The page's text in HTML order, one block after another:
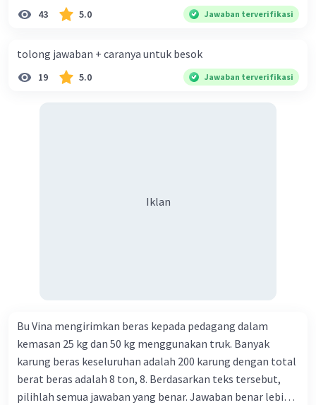
43 5.0 Jawaban terverifikasi
tolong jawaban + caranya untuk besok
19 5.0 Jawaban terverifikasi
Iklan
Bu Vina mengirimkan beras kepada pedagang dalam
kemasan 25 kg dan 50 kg menggunakan truk. Banyak
karung beras keseluruhan adalah 200 karung dengan total
berat beras adalah 8 ton, 8. Berdasarkan teks tersebut,
pilihlah semua jawaban yang benar. Jawaban benar lebih